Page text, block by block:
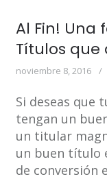
Al Fin!
Títulos
noviembre 8, 2016
Si deseas que
tengan un
un titular
un buen título
de conversión